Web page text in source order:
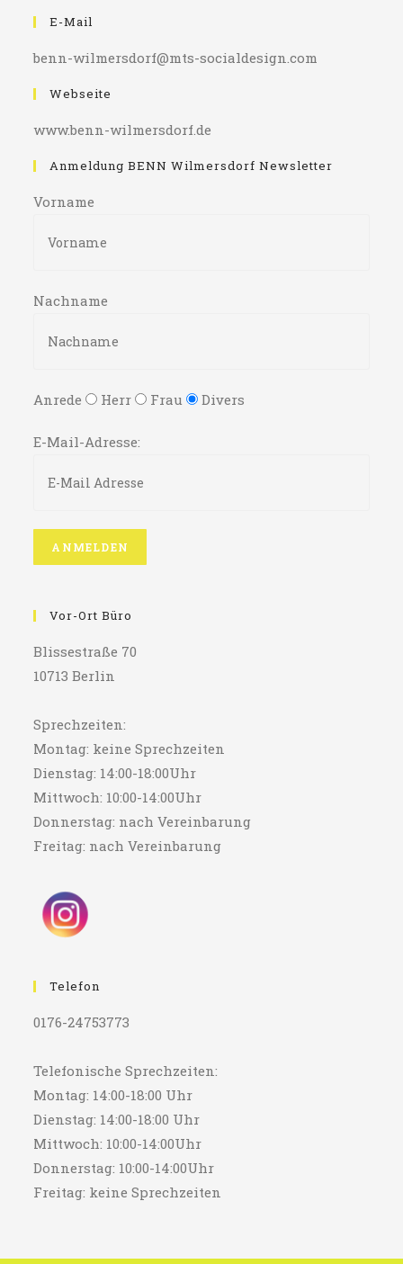
E-Mail
benn-wilmersdorf@mts-socialdesign.com
Webseite
www.benn-wilmersdorf.de
Anmeldung BENN Wilmersdorf Newsletter
Vorname
Nachname
Anrede Herr Frau Divers
E-Mail-Adresse:
Vor-Ort Büro
Blissestraße 70
10713 Berlin
Sprechzeiten:
Montag: keine Sprechzeiten
Dienstag: 14:00-18:00Uhr
Mittwoch: 10:00-14:00Uhr
Donnerstag: nach Vereinbarung
Freitag: nach Vereinbarung
Telefon
0176-24753773
Telefonische Sprechzeiten:
Montag: 14:00-18:00 Uhr
Dienstag: 14:00-18:00 Uhr
Mittwoch: 10:00-14:00Uhr
Donnerstag: 10:00-14:00Uhr
Freitag: keine Sprechzeiten